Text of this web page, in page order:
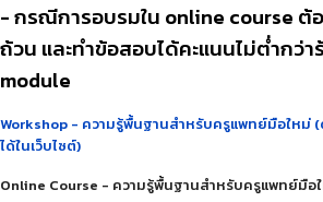
- กรณีการอบรมใน online course ต้
ถ้วน และทำข้อสอบได้คะแนนไม่ต่ำกว่า
module
Workshop - ความรู้พื้นฐานสำหรับครูแพทย์มือใหม่
ได้ในเว็บไซต์)
Online Course - ความรู้พื้นฐานสำหรับครูแพทย์มือ